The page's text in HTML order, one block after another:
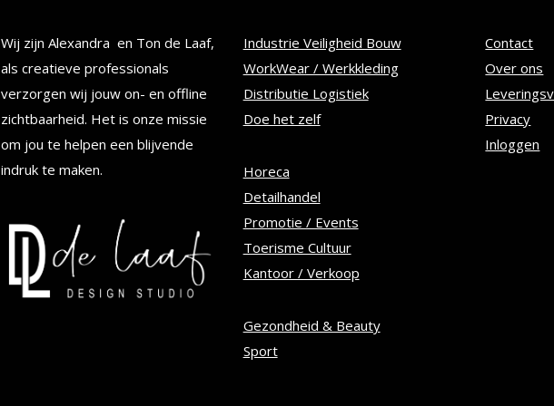
optie
gekozen
worden
op
productpagina
optie
kan
Wij zijn Alexandra en Ton de Laaf,
als creatieve professionals
verzorgen wij jouw on- en offline
zichtbaarheid. Het is onze missie
om jou te helpen een blijvende
indruk te maken.
Industrie Veiligheid Bouw
WorkWear / Werkkleding
Distributie Logistiek
Doe het zelf
Horeca
Detailhandel
Promotie / Events
Toerisme Cultuur
Kantoor / Verkoop
Gezondheid & Beauty
Sport
Contact
Over ons
Privacy
Inloggen